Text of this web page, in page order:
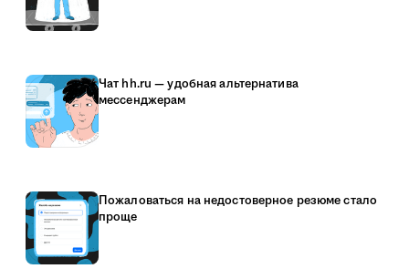
Чат hh.ru — удобная альтернатива
мессенджерам
Пожаловаться на недостоверное резюме стало
проще